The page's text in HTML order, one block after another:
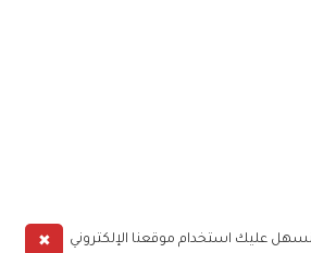
✖
عليك استخدام موقعنا الإلكتروني